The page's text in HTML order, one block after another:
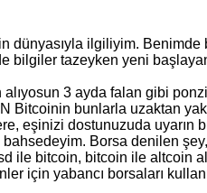
ilgiliyim. Benimde
bilgiler tazeyken yeni
3 ayda falan gibi
bunlarla uzaktan
eşinizi dostunuzuda uyarın
Borsa denilen
ile bitcoin, bitcoin ile altcoin
için yabancı borsaları